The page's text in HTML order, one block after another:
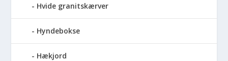
Hvide granitskærver
Hyndebokse
Hækjord